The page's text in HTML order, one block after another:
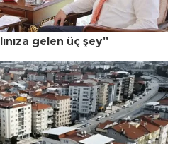
gelen üç şey"